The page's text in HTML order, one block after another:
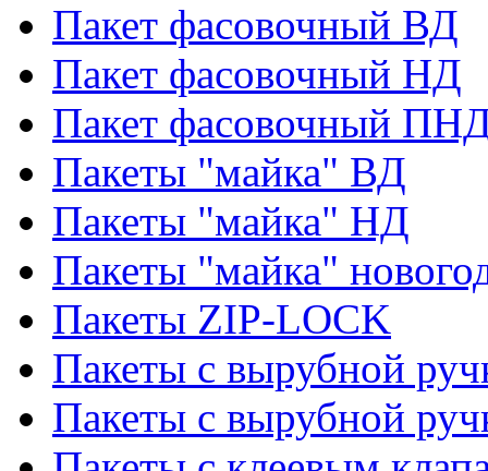
Пакет фасовочный ВД
Пакет фасовочный НД
Пакет фасовочный
Пакеты "майка" ВД
Пакеты "майка" НД
Пакеты "майка"
Пакеты ZIP-LOCK
Пакеты с вырубной
Пакеты с вырубной